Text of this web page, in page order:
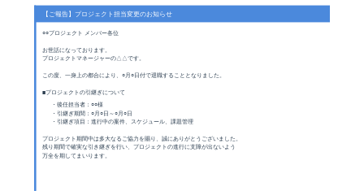
【ご報告】プロジェクト担当変更のお知らせ
○○プロジェクト メンバー各位
お世話になっております。
プロジェクトマネージャーの△△です。
この度、一身上の都合により、○月○日付で退職することとなりました。
■プロジェクトの引継ぎについて
・後任担当者：○○様
・引継ぎ期間：○月○日～○月○日
・引継ぎ項目：進行中の案件、スケジュール、課題管理
プロジェクト期間中は多大なるご協力を賜り、誠にありがとうございました。
残り期間で確実な引き継ぎを行い、プロジェクトの進行に支障が出ないよう
万全を期してまいります。